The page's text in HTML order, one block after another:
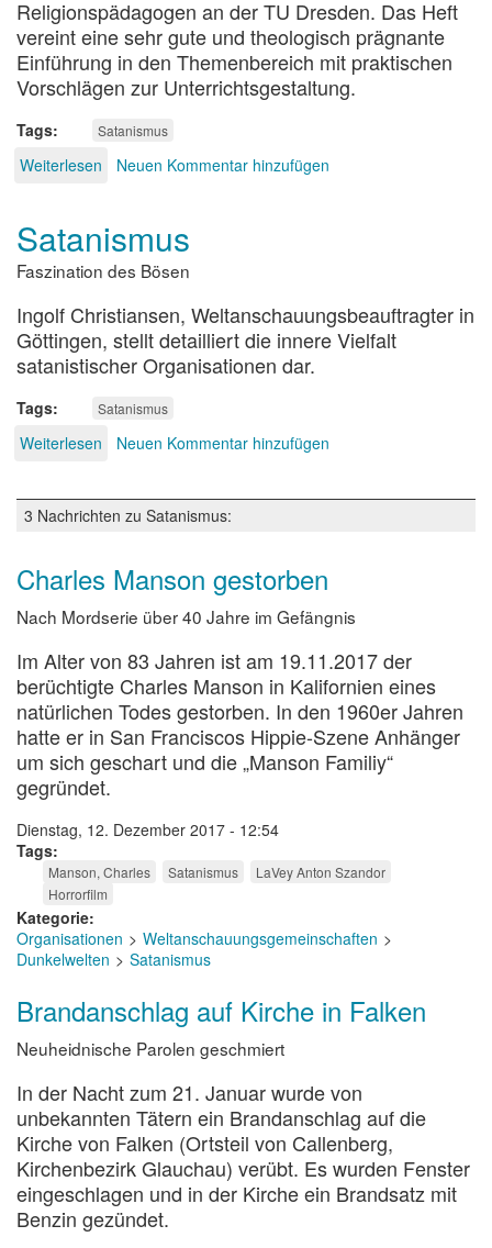
Religionspädagogen an der TU Dresden. Das Heft
vereint eine sehr gute und theologisch prägnante
Einführung in den Themenbereich mit praktischen
Vorschlägen zur Unterrichtsgestaltung.
Tags Satanismus
Weiterlesen über
Satanismus
Neuen Kommentar hinzufügen
Satanismus
Faszination des Bösen
Ingolf Christiansen, Weltanschauungsbeauftragter in
Göttingen, stellt detailliert die innere Vielfalt
satanistischer Organisationen dar.
Tags Satanismus
Weiterlesen über
Neuen Kommentar hinzufügen
3 Nachrichten zu Satanismus:
Charles Manson gestorben
Nach Mordserie über 40 Jahre im Gefängnis
Im Alter von 83 Jahren ist am 19.11.2017 der
berüchtigte Charles Manson in Kalifornien eines
natürlichen Todes gestorben. In den 1960er Jahren
hatte er in San Franciscos Hippie-Szene Anhänger
um sich geschart und die „Manson Familiy“
gegründet.
Dienstag, 12. Dezember 2017 - 12:54
Tags
Manson, Charles Satanismus
LaVey Anton Szandor
Horrorfilm
Kategorie
Organisationen
Weltanschauungsgemeinschaften
Dunkelwelten
Satanismus
Brandanschlag auf Kirche in Falken
Neuheidnische Parolen geschmiert
In der Nacht zum 21. Januar wurde von
unbekannten Tätern ein Brandanschlag auf die
Kirche von Falken (Ortsteil von Callenberg,
Kirchenbezirk Glauchau) verübt. Es wurden Fenster
eingeschlagen und in der Kirche ein Brandsatz mit
Benzin gezündet.